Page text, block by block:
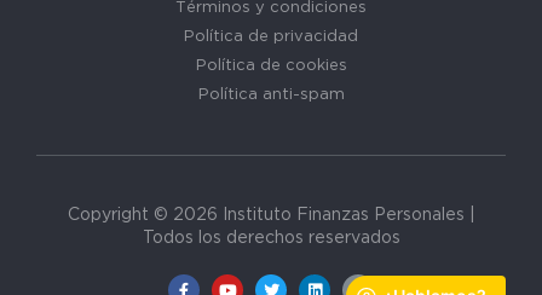
Términos y condiciones
Política de privacidad
Política de cookies
Política anti-spam
Copyright © 2026 Instituto Finanzas Personales |
Todos los derechos reservados